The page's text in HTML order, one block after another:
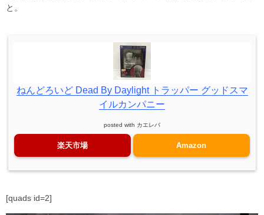
と。
ねんどろいど Dead By Daylight トラッパー グッドスマ
イルカンパニー
posted with カエレバ
楽天市場 Amazon
[quads id=2]